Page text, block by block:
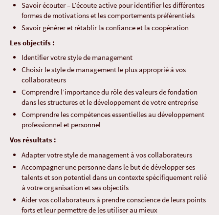
Savoir écouter – L’écoute active pour identifier les différentes
formes de motivations et les comportements préférentiels
Savoir générer et rétablir la confiance et la coopération
Les objectifs :
Identifier votre style de management
Choisir le style de management le plus approprié à vos
collaborateurs
Comprendre l’importance du rôle des valeurs de fondation
dans les structures et le développement de votre entreprise
Comprendre les compétences essentielles au développement
professionnel et personnel
Vos résultats :
Adapter votre style de management à vos collaborateurs
Accompagner une personne dans le but de développer ses
talents et son potentiel dans un contexte spécifiquement relié
à votre organisation et ses objectifs
Aider vos collaborateurs à prendre conscience de leurs points
forts et leur permettre de les utiliser au mieux